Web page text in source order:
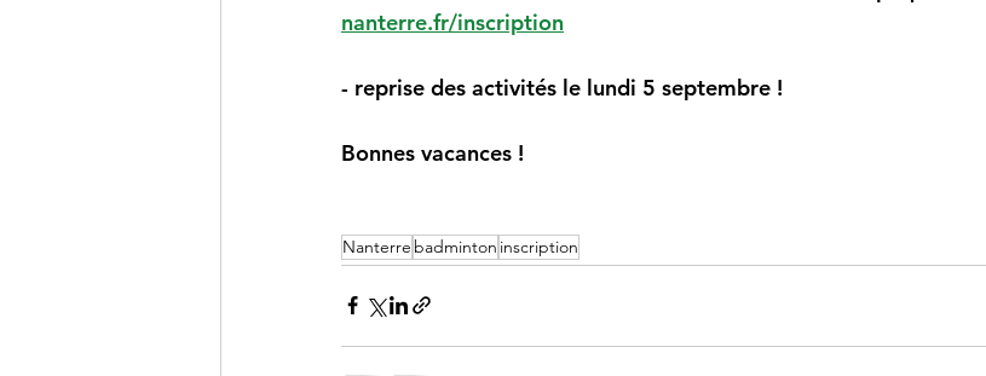
nanterre.fr/inscription
- reprise des activités le lundi 5 septembre !
Bonnes vacances !
Nanterre badminton inscription